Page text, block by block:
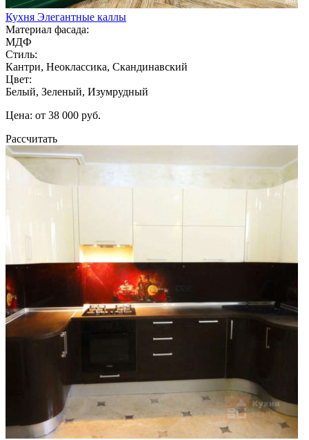
Кухня Элегантные каллы
Материал фасада:
МДФ
Стиль:
Кантри, Неоклассика, Скандинавский
Цвет:
Белый, Зеленый, Изумрудный
Цена: от 38 000 руб.
Рассчитать